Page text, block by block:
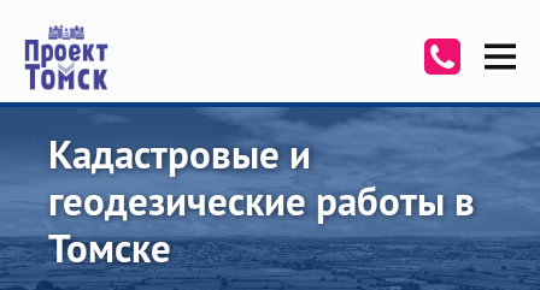
Кадастровые и
геодезические работы в
Томске